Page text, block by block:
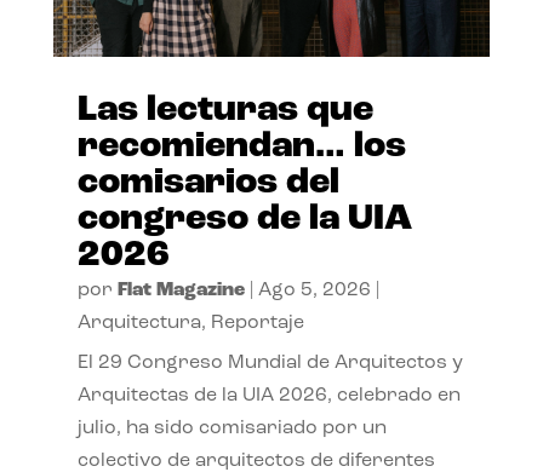
Las lecturas que
recomiendan… los
comisarios del
congreso de la UIA
2026
por Flat Magazine| Ago 5, 2026
Arquitectura, Reportaje
El 29 Congreso Mundial de Arquitectos y
Arquitectas de la UIA 2026, celebrado en
julio, ha sido comisariado por un
colectivo de arquitectos de diferentes